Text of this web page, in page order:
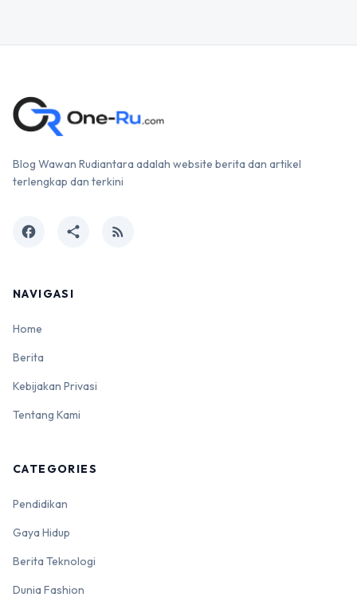
Blog Wawan Rudiantara adalah website berita dan artikel
terlengkap dan terkini
facebook share rss_feed
NAVIGASI
Home
Berita
Kebijakan Privasi
Tentang Kami
CATEGORIES
Pendidikan
Gaya Hidup
Berita Teknologi
Dunia Fashion